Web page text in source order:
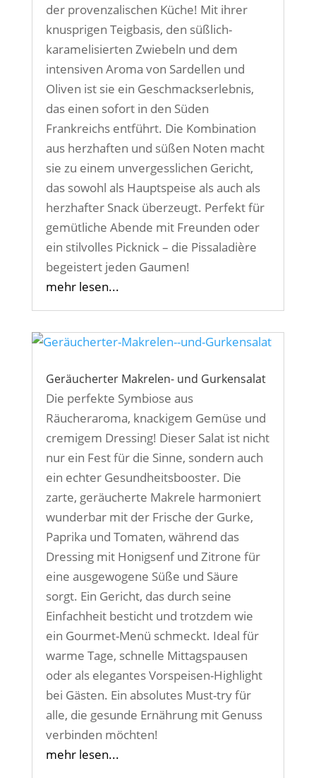
der provenzalischen Küche! Mit ihrer
knusprigen Teigbasis, den süßlich-
karamelisierten Zwiebeln und dem
intensiven Aroma von Sardellen und
Oliven ist sie ein Geschmackserlebnis,
das einen sofort in den Süden
Frankreichs entführt. Die Kombination
aus herzhaften und süßen Noten macht
sie zu einem unvergesslichen Gericht,
das sowohl als Hauptspeise als auch als
herzhafter Snack überzeugt. Perfekt für
gemütliche Abende mit Freunden oder
ein stilvolles Picknick – die Pissaladière
begeistert jeden Gaumen!
mehr lesen...
Geräucherter Makrelen- und Gurkensalat
Die perfekte Symbiose aus
Räucheraroma, knackigem Gemüse und
cremigem Dressing! Dieser Salat ist nicht
nur ein Fest für die Sinne, sondern auch
ein echter Gesundheitsbooster. Die
zarte, geräucherte Makrele harmoniert
wunderbar mit der Frische der Gurke,
Paprika und Tomaten, während das
Dressing mit Honigsenf und Zitrone für
eine ausgewogene Süße und Säure
sorgt. Ein Gericht, das durch seine
Einfachheit besticht und trotzdem wie
ein Gourmet-Menü schmeckt. Ideal für
warme Tage, schnelle Mittagspausen
oder als elegantes Vorspeisen-Highlight
bei Gästen. Ein absolutes Must-try für
alle, die gesunde Ernährung mit Genuss
verbinden möchten!
mehr lesen...